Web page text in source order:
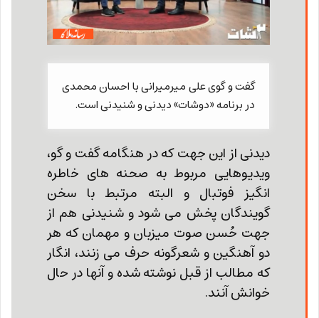
گفت و گوی علی میرمیرانی با احسان محمدی
در برنامه «دوشات» دیدنی و شنیدنی است.
دیدنی از این جهت که در هنگامه گفت و گو،
ویدیوهایی مربوط به صحنه های خاطره
انگیز فوتبال و البته مرتبط با سخن
گویندگان پخش می شود و شنیدنی هم از
جهت حُسن صوت میزبان و مهمان که هر
دو آهنگین و شعرگونه حرف می زنند، انگار
که مطالب از قبل نوشته شده و آنها در حال
خوانش آنند.